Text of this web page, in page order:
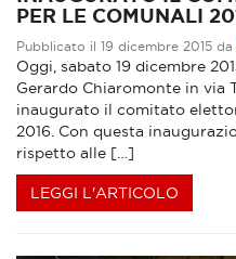
PER LE COMUNALI
Pubblicato il 19 dicembre 2015 da
Oggi, sabato 19 dicembre
Gerardo Chiaromonte in via
inaugurato il comitato
2016. Con questa
rispetto alle […]
LEGGI L'ARTICOLO